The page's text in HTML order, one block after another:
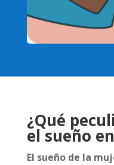
¿Qué
el sueño
El sueño de la